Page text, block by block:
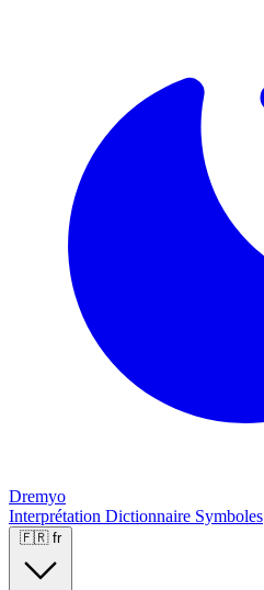
Dremyo
Interprétation Dictionnaire Symboles
🇫🇷 fr